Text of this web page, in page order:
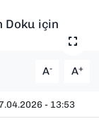
A- A+
- 13:53